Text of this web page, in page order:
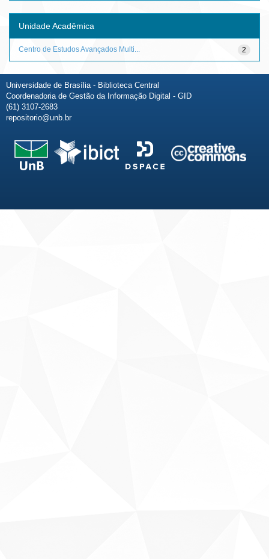
Unidade Acadêmica
2
Centro de Estudos Avançados Multi...
Universidade de Brasília - Biblioteca Central
Coordenadoria de Gestão da Informação Digital - GID
(61) 3107-2683
repositorio@unb.br